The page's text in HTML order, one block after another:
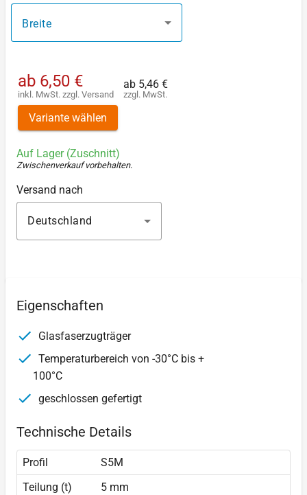
Breite
ab 6,50 €
inkl. MwSt. zzgl. Versand
ab 5,46 €
zzgl. MwSt.
Variante wählen
Auf Lager (Zuschnitt)
Zwischenverkauf vorbehalten.
Versand nach
Deutschland
Eigenschaften
Glasfaserzugträger
Temperaturbereich von -30°C bis +
100°C
geschlossen gefertigt
Technische Details
Profil
S5M
Teilung (t)
5 mm